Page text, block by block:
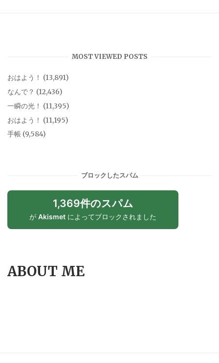
MOST VIEWED POSTS
おはよう！ (13,891)
なんで？ (12,436)
一瞬の光！ (11,395)
おはよう！ (11,195)
手帳 (9,584)
ブロックしたスパム
1,369件のスパム
が Akismet によってブロックされました
ABOUT ME